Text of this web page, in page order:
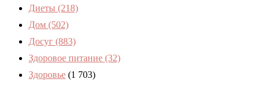
Диеты (218)
Дом (502)
Досуг (883)
Здоровое питание (32)
Здоровье (1 703)